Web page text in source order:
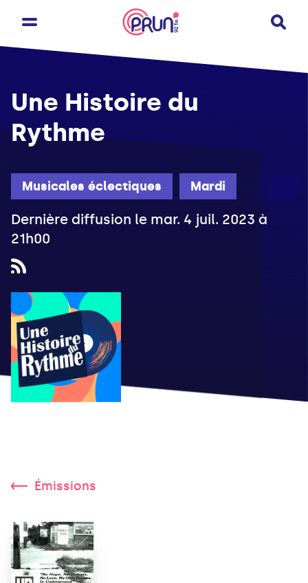
Musicales éclectiques Mardi
Une Histoire du
Rythme
Dernière diffusion le mar. 4 juil. 2023 à
21h00
Émissions